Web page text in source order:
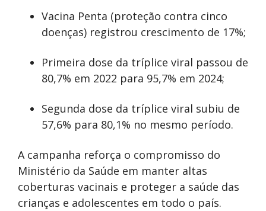
Vacina Penta (proteção contra cinco
doenças) registrou crescimento de 17%;
Primeira dose da tríplice viral passou de
80,7% em 2022 para 95,7% em 2024;
Segunda dose da tríplice viral subiu de
57,6% para 80,1% no mesmo período.
A campanha reforça o compromisso do
Ministério da Saúde em manter altas
coberturas vacinais e proteger a saúde das
crianças e adolescentes em todo o país.